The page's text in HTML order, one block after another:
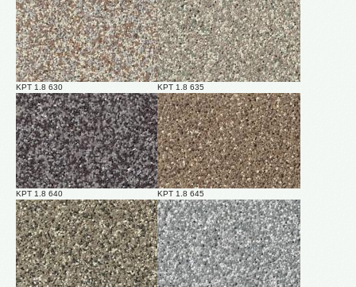
KPT 1.8 630 KPT 1.8 635
KPT 1.8 640 KPT 1.8 645